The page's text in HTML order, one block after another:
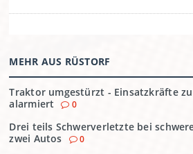
MEHR AUS RÜSTORF
Traktor umgestürzt - Einsatzkräfte
alarmiert
0
Drei teils Schwerverletzte bei
zwei Autos
0